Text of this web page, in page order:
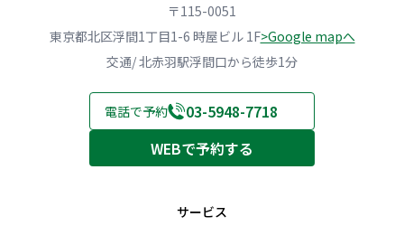
〒115-0051
東京都北区浮間1丁目1-6 時屋ビル 1F>Google mapへ
交通/ 北赤羽駅浮間口から徒歩1分
電話で予約
03-5948-7718
WEBで予約する
サービス